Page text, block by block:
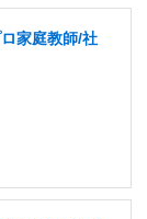
家庭教師/社